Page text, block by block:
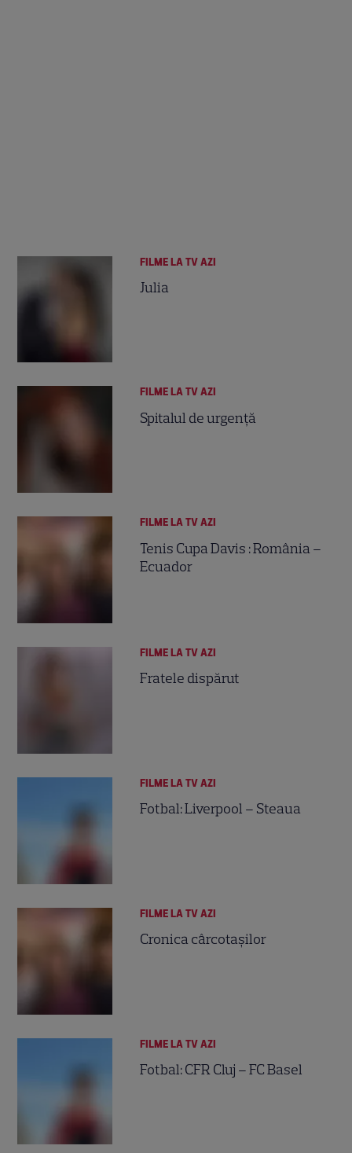
FILME LA TV AZI
Julia
FILME LA TV AZI
Spitalul de urgenţă
FILME LA TV AZI
Tenis Cupa Davis : România –
Ecuador
FILME LA TV AZI
Fratele dispărut
FILME LA TV AZI
Fotbal: Liverpool – Steaua
FILME LA TV AZI
Cronica cârcotaşilor
FILME LA TV AZI
Fotbal: CFR Cluj – FC Basel